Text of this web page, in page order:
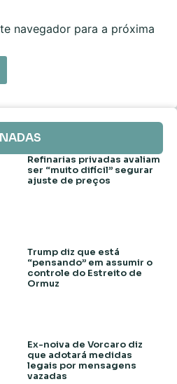
navegador para a próxima
Refinarias privadas avaliam
ser “muito difícil” segurar
ajuste de preços
Trump diz que está
“pensando” em assumir o
controle do Estreito de
Ormuz
Ex-noiva de Vorcaro diz
que adotará medidas
legais por mensagens
vazadas